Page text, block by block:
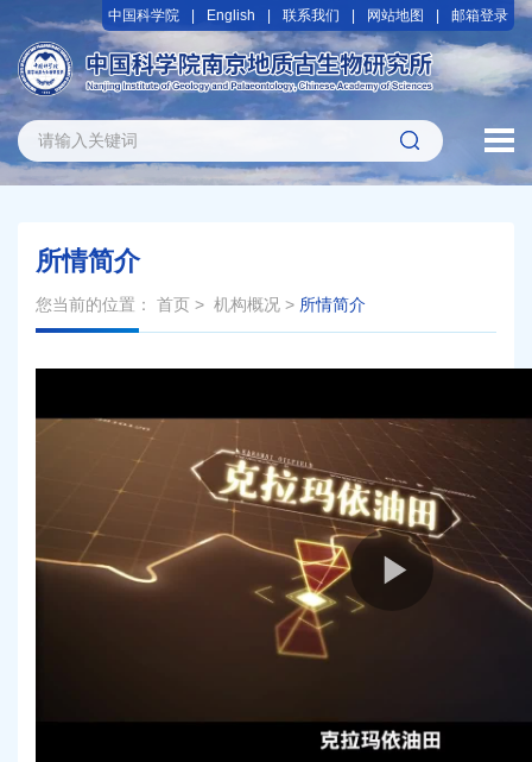
中国科学院 English 联系我们 网站地图 邮箱登录
所情简介
您当前的位置： 首页 > 机构概况 > 所情简介